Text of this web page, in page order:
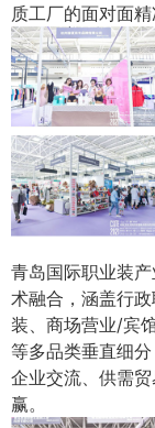
质工厂的面对面精
青岛国际职业装
术融合，涵盖行
装、商场营业/宾
等多品类垂直细
企业交流、供需
赢。